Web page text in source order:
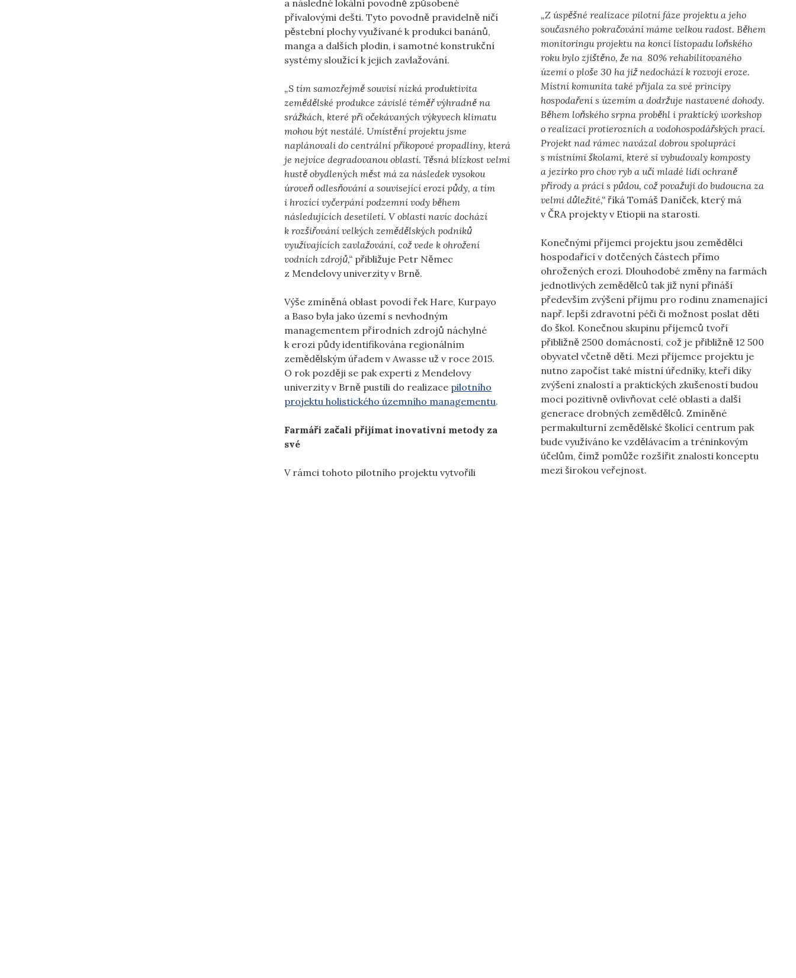
a následné lokální povodně způsobené
přívalovými dešti. Tyto povodně pravidelně ničí
pěstební plochy využívané k produkci banánů,
manga a dalších plodin, i samotné konstrukční
systémy sloužící k jejich zavlažování.
„S tím samozřejmě souvisí nízká produktivita
zemědělské produkce závislé téměř výhradně na
srážkách, které při očekávaných výkyvech klimatu
mohou být nestálé. Umístění projektu jsme
naplánovali do centrální příkopové propadliny, která
je nejvíce degradovanou oblastí. Těsná blízkost velmi
hustě obydlených měst má za následek vysokou
úroveň odlesňování a související erozi půdy, a tím
i hrozící vyčerpání podzemní vody během
následujících desetiletí. V oblasti navíc dochází
k rozšiřování velkých zemědělských podniků
využívajících zavlažování, což vede k ohrožení
vodních zdrojů,“ přibližuje Petr Němec
z Mendelovy univerzity v Brně.
Výše zmíněná oblast povodí řek Hare, Kurpayo
a Baso byla jako území s nevhodným
managementem přírodních zdrojů náchylné
k erozi půdy identifikována regionálním
zemědělským úřadem v Awasse už v roce 2015.
O rok později se pak experti z Mendelovy
univerzity v Brně pustili do realizace pilotního
projektu holistického územního managementu.
Farmáři začali přijímat inovativní metody za
své
V rámci tohoto pilotního projektu vytvořili
„Z úspěšné realizace pilotní fáze projektu a jeho
současného pokračování máme velkou radost. Během
monitoringu projektu na konci listopadu loňského
roku bylo zjištěno, že na 80% rehabilitovaného
území o ploše 30 ha již nedochází k rozvoji eroze.
Místní komunita také přijala za své principy
hospodaření s územím a dodržuje nastavené dohody.
Během loňského srpna proběhl i praktický workshop
o realizaci protierozních a vodohospodářských prací.
Projekt nad rámec navázal dobrou spolupráci
s místními školami, které si vybudovaly komposty
a jezírko pro chov ryb a učí mladé lidi ochraně
přírody a práci s půdou, což považuji do budoucna za
velmi důležité,“říká Tomáš Daníček, který má
v ČRA projekty v Etiopii na starosti.
Konečnými příjemci projektu jsou zemědělci
hospodařící v dotčených částech přímo
ohrožených erozí. Dlouhodobé změny na farmách
jednotlivých zemědělců tak již nyní přináší
především zvýšení příjmu pro rodinu znamenající
např. lepší zdravotní péči či možnost poslat děti
do škol. Konečnou skupinu příjemců tvoří
přibližně 2500 domácností, což je přibližně 12 500
obyvatel včetně dětí. Mezi příjemce projektu je
nutno započíst také místní úředníky, kteří díky
zvýšení znalostí a praktických zkušeností budou
moci pozitivně ovlivňovat celé oblasti a další
generace drobných zemědělců. Zmíněné
permakulturní zemědělské školící centrum pak
bude využíváno ke vzdělávacím a tréninkovým
účelům, čímž pomůže rozšířit znalosti konceptu
mezi širokou veřejnost.